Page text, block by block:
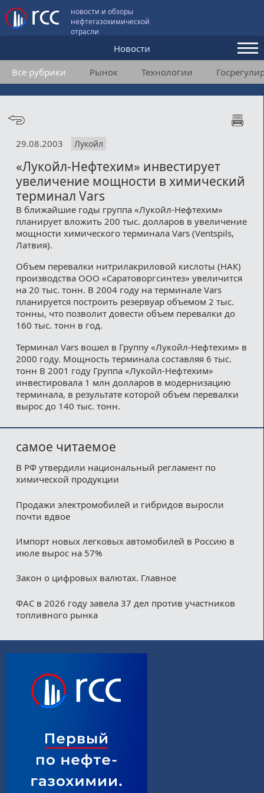
новости и обзоры
нефтегазохимической
отрасли
Новости
Аналитика и мнения
Конференции
Пользовательское соглашение
Медиакит
Контакты
Все рубрики Рынок Технологии
29.08.2003 Лукойл
«Лукойл-Нефтехим» инвестирует
увеличение мощности в химический
терминал Vars
В ближайшие годы группа «Лукойл-Нефтехим»
планирует вложить 200 тыс. долларов в увеличение
мощности химического терминала Vars (Ventspils,
Латвия).
Объем перевалки нитрилакриловой кислоты (НАК)
производства ООО «Саратоворгсинтез» увеличится
на 20 тыс. тонн. В 2004 году на терминале Vars
планируется построить резервуар объемом 2 тыс.
тонны, что позволит довести объем перевалки до
160 тыс. тонн в год.
Терминал Vars вошел в Группу «Лукойл-Нефтехим» в
2000 году. Мощность терминала составляя 6 тыс.
тонн В 2001 году Группа «Лукойл-Нефтехим»
инвестировала 1 млн долларов в модернизацию
терминала, в результате которой объем перевалки
выроc до 140 тыс. тонн.
самое читаемое
В РФ утвердили национальный регламент по
химической продукции
Продажи электромобилей и гибридов выросли
почти вдвое
Импорт новых легковых автомобилей в Россию в
июле вырос на 57%
Закон о цифровых валютах. Главное
ФАС в 2026 году завела 37 дел против участников
топливного рынка